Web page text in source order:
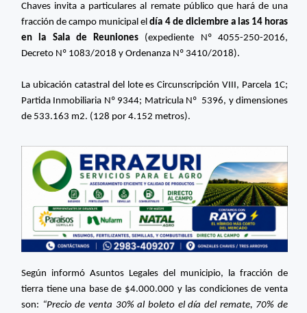
Chaves invita a particulares al remate público que hará de una
fracción de campo municipal eldía 4 de diciembre a las 14 horas
en la Sala de Reuniones (expediente Nº 4055-250-2016,
Decreto Nº 1083/2018 y Ordenanza Nº 3410/2018).
La ubicación catastral del lote es Circunscripción VIII, Parcela 1C;
Partida Inmobiliaria Nº 9344; Matricula Nº 5396, y dimensiones
de 533.163 m2. (128 por 4.152 metros).
Según informó Asuntos Legales del municipio, la fracción de
tierra tiene una base de $4.000.000 y las condiciones de venta
son: “Precio de venta 30% al boleto el día del remate, 70% de